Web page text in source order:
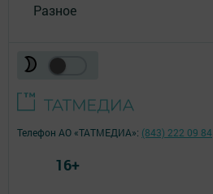
Разное
Телефон АО «ТАТМЕДИА»: (843) 222 09 84
16+